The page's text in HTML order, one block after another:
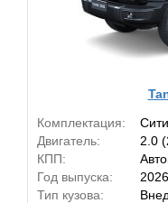
Комплектация:
Двигатель:
2.0
КПП:
Год выпуска:
2026
Тип кузова: